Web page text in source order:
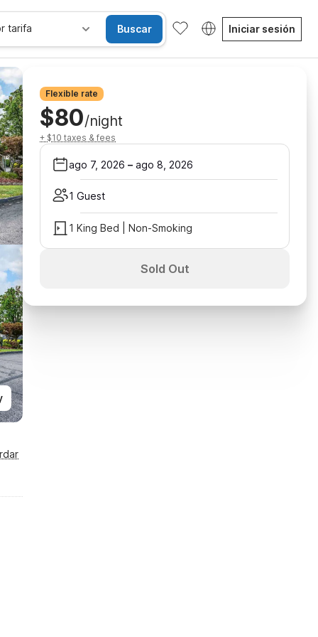
tarifa Buscar Iniciar sesión
Flexible rate
$80/night
+ $10 taxes & fees
ago 7, 2026 – ago 8, 2026
1 Guest
1 King Bed | Non-Smoking
Sold Out